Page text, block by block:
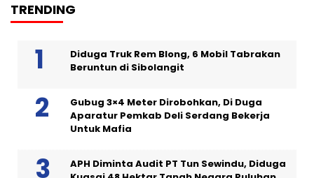
TRENDING
Diduga Truk Rem Blong, 6 Mobil Tabrakan
Beruntun di Sibolangit
Gubug 3×4 Meter Dirobohkan, Di Duga
Aparatur Pemkab Deli Serdang Bekerja
Untuk Mafia
APH Diminta Audit PT Tun Sewindu, Diduga